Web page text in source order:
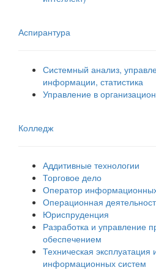
Аспирантура
Системный анализ,
информации, статистика
Управление в
Колледж
Аддитивные технологии
Торговое дело
Оператор
Операционная
Юриспруденция
Разработка и управление
обеспечением
Техническая
информационных систем